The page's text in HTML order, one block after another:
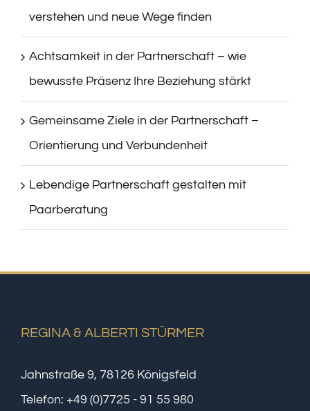
verstehen und neue Wege finden
Achtsamkeit in der Partnerschaft – wie
bewusste Präsenz Ihre Beziehung stärkt
Gemeinsame Ziele in der Partnerschaft –
Orientierung und Verbundenheit
Lebendige Partnerschaft gestalten mit
Paarberatung
REGINA & ALBERTI STÜRMER
Jahnstraße 9, 78126 Königsfeld
Telefon: +49 (0)7725 - 91 55 980